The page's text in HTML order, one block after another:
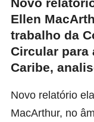
Novo
Ellen
trabalho da
Circular para
Caribe,
Novo relatório
MacArthur, no